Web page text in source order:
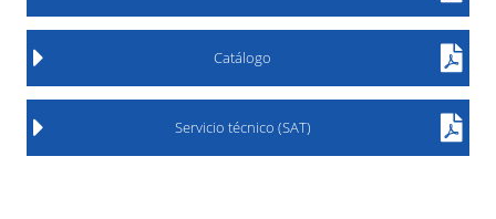
Catálogo
Servicio técnico (SAT)